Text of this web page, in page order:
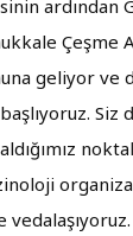
ardından
Çeşme
geliyor ve
Siz
vedalaşıyoruz.